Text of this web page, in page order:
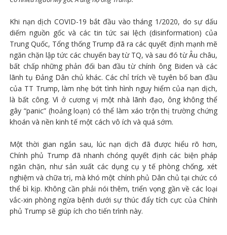
Khi nạn dịch COVID-19 bắt đầu vào tháng 1/2020, do sự dấu
diếm nguồn gốc và các tin tức sai lệch (disinformation) của
Trung Quốc, Tổng thống Trump đã ra các quyết định mạnh mẽ
ngăn chặn lập tức các chuyến bay từ TQ, và sau đó từ Âu châu,
bất chấp những phản đối ban đầu từ chính ông Biden và các
lãnh tụ Đảng Dân chủ khác. Các chỉ trích về tuyên bố ban đầu
của TT Trump, làm nhẹ bớt tình hình nguy hiểm của nạn dịch,
là bất công. Vì ở cương vị một nhà lãnh đạo, ông không thể
gây “panic” (hoảng loạn) có thể làm xáo trộn thị trường chứng
khoán và nền kinh tế một cách vô ích và quá sớm.
Một thời gian ngắn sau, lúc nạn dịch đã được hiểu rõ hơn,
Chính phủ Trump đã nhanh chóng quyết định các biện pháp
ngăn chặn, như sản xuất các dụng cụ y tế phòng chống, xét
nghiệm và chữa trị, mà khó một chính phủ Dân chủ tại chức có
thể bì kịp. Không cần phải nói thêm, triển vọng gần về các loại
vắc-xin phòng ngừa bệnh dưới sự thúc đẩy tích cực của Chính
phủ Trump sẽ giúp ích cho tiến trình này.